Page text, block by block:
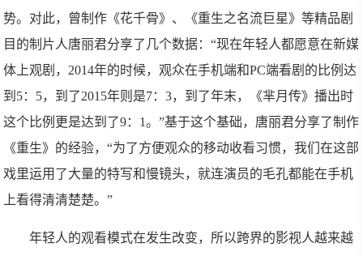
势。对此，曾制作《花千骨》、《重生之名流巨星》等精品剧
目的制片人唐丽君分享了几个数据：“现在年轻人都愿意在新媒
体上观剧，2014年的时候，观众在手机端和PC端看剧的比例达
到5：5，到了2015年则是7：3，到了年末，《芈月传》播出时
这个比例更是达到了9：1。”基于这个基础，唐丽君分享了制作
《重生》的经验，“为了方便观众的移动收看习惯，我们在这部
戏里运用了大量的特写和慢镜头，就连演员的毛孔都能在手机
上看得清清楚楚。”
年轻人的观看模式在发生改变，所以跨界的影视人越来越